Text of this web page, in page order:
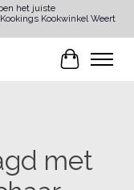
het juiste
Kookwinkel Weert
met